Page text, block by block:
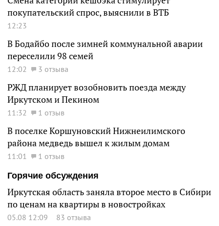
покупательский спрос, выяснили в ВТБ
12:23
В Бодайбо после зимней коммунальной аварии
переселили 98 семей
12:02 3 отзыва
РЖД планирует возобновить поезда между
Иркутском и Пекином
11:32 1 отзыв
В поселке Коршуновский Нижнеилимского
района медведь вышел к жилым домам
11:01
1 отзыв
Горячие обсуждения
Иркутская область заняла второе место в Сибири
по ценам на квартиры в новостройках
05.08 12:09 83 отзыва